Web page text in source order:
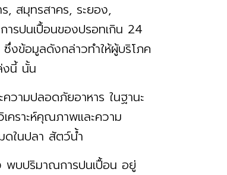
, สมุทรสาคร, ระยอง,
ารปนเปื้อนของปรอทเกิน 24
ซึ่งข้อมูลดังกล่าวทำให้ผู้บริโภค
งนี้ นั้น
ามปลอดภัยอาหาร ในฐานะ
คราะห์คุณภาพและความ
ดในปลา สัตว์น้ำ
บปริมาณการปนเปื้อน อยู่